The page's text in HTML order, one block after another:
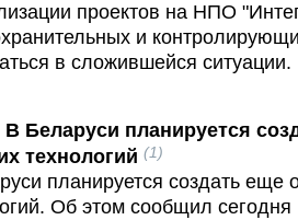
проектов на НПО
и
в сложившейся ситуации.
В Беларуси планируется
технологий (1)
планируется создать еще
Об этом сообщил